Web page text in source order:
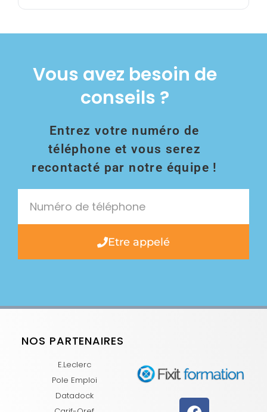
Vous avez besoin de
conseils ?
Entrez votre numéro de
téléphone et vous serez
recontacté par notre équipe !
Etre appelé
NOS PARTENAIRES
E.Leclerc
Pole Emploi
Datadock